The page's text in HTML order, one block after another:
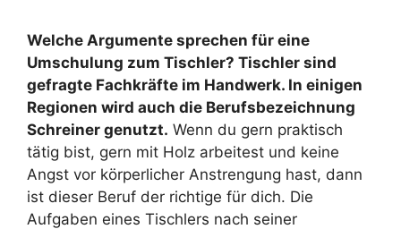
Welche Argumente sprechen für eine
Umschulung zum Tischler? Tischler sind
gefragte Fachkräfte im Handwerk. In einigen
Regionen wird auch die Berufsbezeichnung
Schreiner genutzt. Wenn du gern praktisch
tätig bist, gern mit Holz arbeitest und keine
Angst vor körperlicher Anstrengung hast, dann
ist dieser Beruf der richtige für dich. Die
Aufgaben eines Tischlers nach seiner